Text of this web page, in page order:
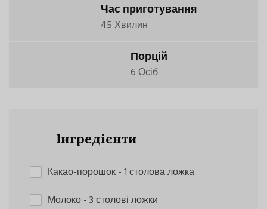
Час приготування
45 Хвилин
Порцій
6 Осіб
Інгредієнти
Какао-порошок- 1 столова ложка
Молоко- 3 столові ложки